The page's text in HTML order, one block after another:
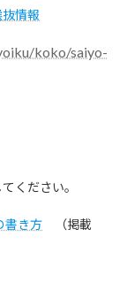
情報
koko/saiyo-
ください。
書き方 （掲載